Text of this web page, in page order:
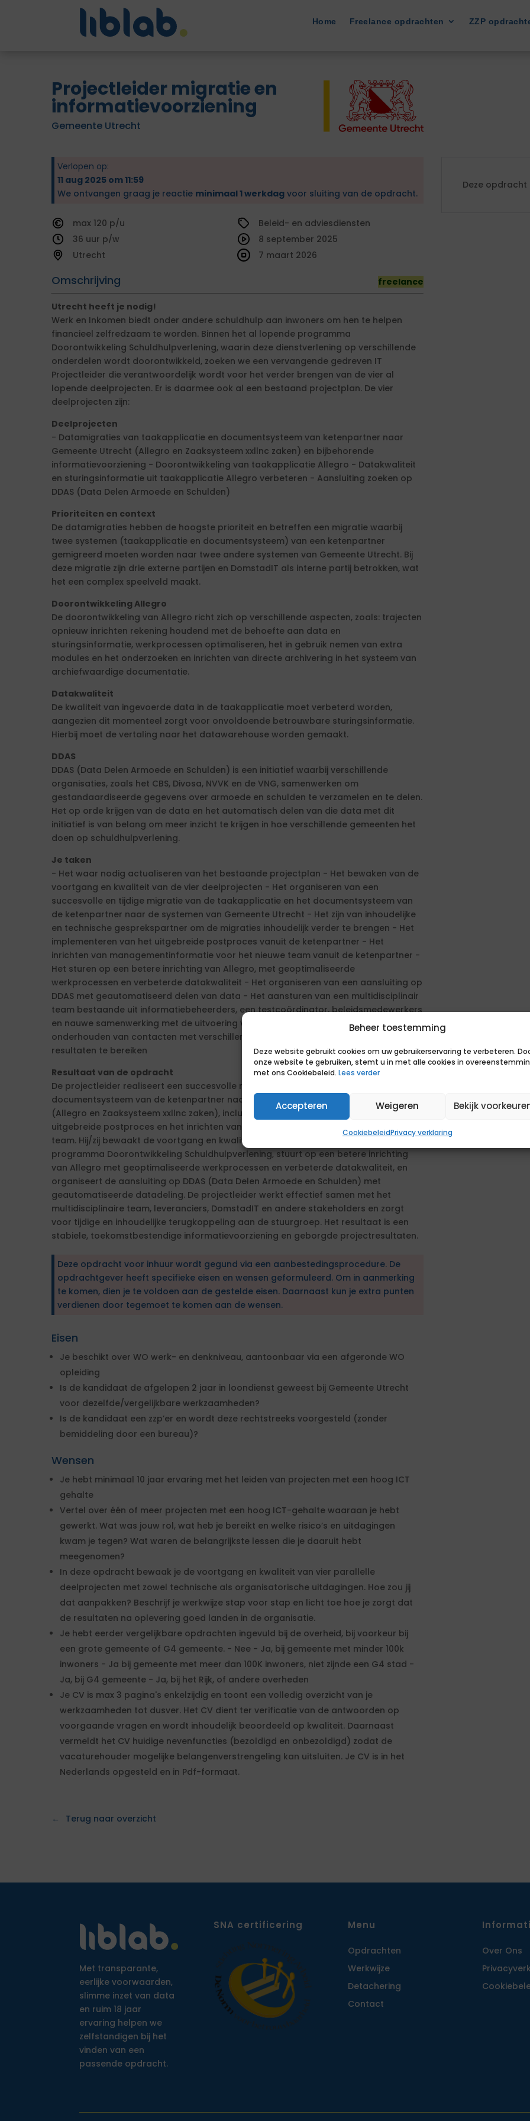
Beheer toestemming
Deze website gebruikt cookies om uw gebruikerservaring te verbeteren.
onze website te gebruiken, stemt u in met alle cookies in
met ons Cookiebeleid. Lees verder
Accepteren Weigeren Bekijk
CookiebeleidPrivacy verklaring
Home Freelance opdrachten ZZP
Projectleider migratie en
informatievoorziening
Gemeente Utrecht
Verlopen op:
11 aug 2025 om 11:59
We ontvangen graag je reactie minimaal 1 werkdag voor sluiting van de opdracht.
120
36
Utrecht
Beleid- en adviesdiensten
Omschrijving freelance
8 september 2025
7 maart 2026
Utrecht heeft je nodig!
Werk en Inkomen biedt onder andere schuldhulp aan inwoners om hen te helpen
financieel zelfredzaam te worden. Binnen het al lopende programma
Doorontwikkeling Schuldhulpverlening, waarin deze dienstverlening op verschillende
onderdelen wordt doorontwikkeld, zoeken we een vervangende gedreven IT
Projectleider die verantwoordelijk wordt voor het verder brengen van de vier al
lopende deelprojecten. Er is daarmee ook al een bestaand projectplan. De vier
deelprojecten zijn:
Deelprojecten
- Datamigraties van taakapplicatie en documentsysteem van ketenpartner naar
Gemeente Utrecht (Allegro en Zaaksysteem xxllnc zaken) en bijbehorende
informatievoorziening - Doorontwikkeling van taakapplicatie Allegro - Datakwaliteit
en sturingsinformatie uit taakapplicatie Allegro verbeteren - Aansluiting zoeken op
DDAS (Data Delen Armoede en Schulden)
Prioriteiten en context
De datamigraties hebben de hoogste prioriteit en betreffen een migratie waarbij
twee systemen (taakapplicatie en documentsysteem) van een ketenpartner
gemigreerd moeten worden naar twee andere systemen van Gemeente Utrecht. Bij
deze migratie zijn drie externe partijen en DomstadIT als interne partij betrokken, wat
het een complex speelveld maakt.
Doorontwikkeling Allegro
De doorontwikkeling van Allegro richt zich op verschillende aspecten, zoals: trajecten
opnieuw inrichten rekening houdend met de behoefte aan data en
sturingsinformatie, werkprocessen optimaliseren, het in gebruik nemen van extra
modules en het onderzoeken en inrichten van directe archivering in het systeem van
archiefwaardige documentatie.
Datakwaliteit
De kwaliteit van ingevoerde data in de taakapplicatie moet verbeterd worden,
aangezien dit momenteel zorgt voor onvoldoende betrouwbare sturingsinformatie.
Hierbij moet de vertaling naar het datawarehouse worden gemaakt.
DDAS
DDAS (Data Delen Armoede en Schulden) is een initiatief waarbij verschillende
organisaties, zoals het CBS, Divosa, NVVK en de VNG, samenwerken om
gestandaardiseerde gegevens over armoede en schulden te verzamelen en te delen.
Het op orde krijgen van de data en het automatisch delen van die data met dit
initiatief is van belang om meer inzicht te krijgen in hoe verschillende gemeenten het
doen op schuldhulpverlening.
Je taken
- Het waar nodig actualiseren van het bestaande projectplan - Het bewaken van de
voortgang en kwaliteit van de vier deelprojecten - Het organiseren van een
succesvolle en tijdige migratie van de taakapplicatie en het documentsysteem van
de ketenpartner naar de systemen van Gemeente Utrecht - Het zijn van inhoudelijke
en technische gesprekspartner om de migraties inhoudelijk verder te brengen - Het
implementeren van het uitgebreide postproces vanuit de ketenpartner - Het
inrichten van managementinformatie voor het nieuwe team vanuit de ketenpartner -
Het sturen op een betere inrichting van Allegro, met geoptimaliseerde
werkprocessen en verbeterde datakwaliteit - Het organiseren van een aansluiting op
DDAS met geautomatiseerd delen van data - Het aansturen van een multidisciplinair
team bestaande uit informatiebeheerders, een testcoördinator, beleidsmedewerkers
en nauwe samenwerking met de uitvoering van schuldhulpverlening - Het
onderhouden van contacten met verschillende leveranciers en DomstadIT om
resultaten te bereiken
Resultaat van de opdracht
De projectleider realiseert een succesvolle migratie van de taakapplicatie en het
documentsysteem van de ketenpartner naar de systemen van Gemeente Utrecht
(Allegro en Zaaksysteem xxllnc zaken), inclusief het implementeren van het
uitgebreide postproces en het inrichten van managementinformatie voor het nieuwe
team. Hij/zij bewaakt de voortgang en kwaliteit van de vier deelprojecten binnen het
programma Doorontwikkeling Schuldhulpverlening, stuurt op een betere inrichting
van Allegro met geoptimaliseerde werkprocessen en verbeterde datakwaliteit, en
organiseert de aansluiting op DDAS (Data Delen Armoede en Schulden) met
geautomatiseerde datadeling. De projectleider werkt effectief samen met het
multidisciplinaire team, leveranciers, DomstadIT en andere stakeholders en zorgt
voor tijdige en inhoudelijke terugkoppeling aan de stuurgroep. Het resultaat is een
stabiele, toekomstbestendige informatievoorziening en geborgde projectresultaten.
Deze opdracht voor inhuur wordt gegund via een aanbestedingsprocedure. De
opdrachtgever heeft specifieke eisen en wensen geformuleerd. Om in aanmerking
te komen, dien je te voldoen aan de gestelde eisen. Daarnaast kun je extra punten
verdienen door tegemoet te komen aan de wensen.
Eisen
Je beschikt over WO werk- en denkniveau, aantoonbaar via een afgeronde WO
opleiding
Is de kandidaat de afgelopen 2 jaar in loondienst geweest bij Gemeente Utrecht
voor dezelfde/vergelijkbare werkzaamheden?
Is de kandidaat een zzp’er en wordt deze rechtstreeks voorgesteld (zonder
bemiddeling door een bureau)?
Wensen
Je hebt minimaal 10 jaar ervaring met het leiden van projecten met een hoog ICT
gehalte
Vertel over één of meer projecten met een hoog ICT-gehalte waaraan je hebt
gewerkt. Wat was jouw rol, wat heb je bereikt en welke risico’s en uitdagingen
kwam je tegen? Wat waren de belangrijkste lessen die je daaruit hebt
meegenomen?
In deze opdracht bewaak je de voortgang en kwaliteit van vier parallelle
deelprojecten met zowel technische als organisatorische uitdagingen. Hoe zou jij
dat aanpakken? Beschrijf je werkwijze stap voor stap en licht toe hoe je zorgt dat
de resultaten na oplevering goed landen in de organisatie.
Je hebt eerder vergelijkbare opdrachten ingevuld bij de overheid, bij voorkeur bij
een grote gemeente of G4 gemeente. - Nee - Ja, bij gemeente met minder 100k
inwoners - Ja bij gemeente met meer dan 100K inwoners, niet zijnde een G4 stad -
Ja, bij G4 gemeente - Ja, bij het Rijk, of andere overheden
Je CV is max 3 pagina's enkelzijdig en toont een volledig overzicht van je
werkzaamheden tot dusver. Het CV dient ter verificatie van de antwoorden op
voorgaande vragen en wordt inhoudelijk beoordeeld op kwaliteit. Daarnaast
vermeldt het CV huidige nevenfuncties (bezoldigd en onbezoldigd) zodat de
vacaturehouder mogelijke belangenverstrengeling kan uitsluiten. Je CV is in het
Nederlands opgesteld en in Pdf-formaat.
Deze opdracht
Terug naar overzicht
Met transparante,
eerlijke voorwaarden,
slimme inzet van data
en ruim 18 jaar
ervaring helpen we
zelfstandigen bij het
vinden van een
passende opdracht.
SNA certificering Menu
Opdrachten
Werkwijze
Detachering
Contact
Over Ons